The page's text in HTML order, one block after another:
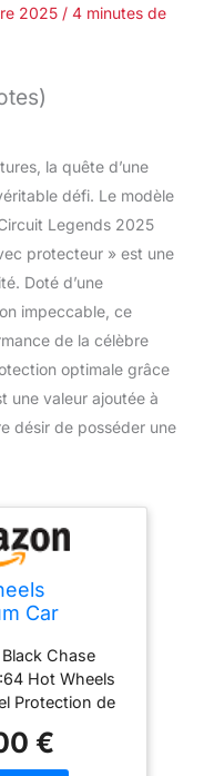
2025 / 4 minutes de
la quête d’une
défi. Le modèle
Legends 2025
protecteur » est une
Doté d’une
impeccable, ce
de la célèbre
optimale grâce
une valeur ajoutée à
désir de posséder une
Car
2025 961K
499P
5 noir avec
Chase
Hot Wheels
Protection de
€